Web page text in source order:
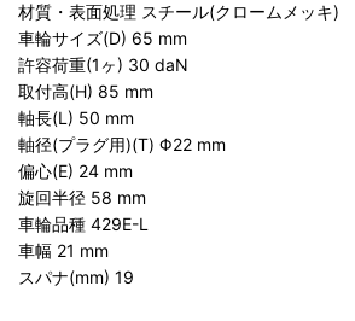
材質・表面処理 スチール(クロームメッキ)
車輪サイズ(D) 65 mm
許容荷重(1ヶ) 30 daN
取付高(H) 85 mm
軸長(L) 50 mm
軸径(プラグ用)(T) Φ22 mm
偏心(E) 24 mm
旋回半径 58 mm
車輪品種 429E-L
車幅 21 mm
スパナ(mm) 19